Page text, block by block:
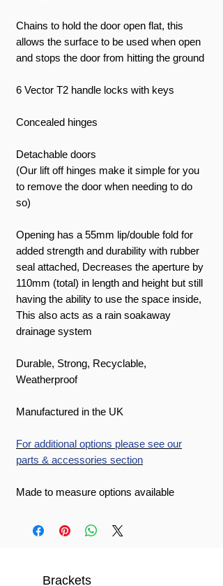
Chains to hold the door open flat, this
allows the surface to be used when open
and stops the door from hitting the ground
6 Vector T2 handle locks with keys
Concealed hinges
Detachable doors
(Our lift off hinges make it simple for you
to remove the door when needing to do
so)
Opening has a 55mm lip/double fold for
added strength and durability with rubber
seal attached, Decreases the aperture by
110mm (total) in length and height but still
having the ability to use the space inside,
This also acts as a rain soakaway
drainage system
Durable, Strong, Recyclable,
Weatherproof
Manufactured in the UK
For additional options please see our
parts & accessories section
Made to measure options available
Brackets